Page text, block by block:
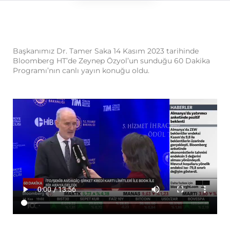
Başkanımız Dr. Tamer Saka 14 Kasım 2023 tarihinde
Bloomberg HT’de Zeynep Özyol’un sunduğu 60 Dakika
Programı’nın canlı yayın konuğu oldu.